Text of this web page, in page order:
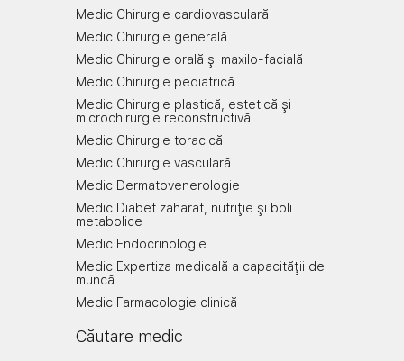
Medic Chirurgie cardiovasculară
Medic Chirurgie generală
Medic Chirurgie orală şi maxilo-facială
Medic Chirurgie pediatrică
Medic Chirurgie plastică, estetică şi
microchirurgie reconstructivă
Medic Chirurgie toracică
Medic Chirurgie vasculară
Medic Dermatovenerologie
Medic Diabet zaharat, nutriţie şi boli
metabolice
Medic Endocrinologie
Medic Expertiza medicală a capacităţii de
muncă
Medic Farmacologie clinică
Căutare medic